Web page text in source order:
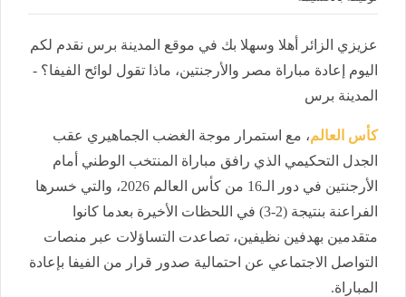
عزيزي الزائر أهلا وسهلا بك في موقع المدينة برس نقدم لكم
اليوم إعادة مباراة مصر والأرجنتين، ماذا تقول لوائح الفيفا؟ -
المدينة برس
كأس العالم، مع استمرار موجة الغضب الجماهيري عقب
الجدل التحكيمي الذي رافق مباراة المنتخب الوطني أمام
الأرجنتين في دور الـ16 من كأس العالم 2026، والتي خسرها
الفراعنة بنتيجة (2-3) في اللحظات الأخيرة بعدما كانوا
متقدمين بهدفين نظيفين، تصاعدت التساؤلات عبر منصات
التواصل الاجتماعي عن احتمالية صدور قرار من الفيفا بإعادة
المباراة.